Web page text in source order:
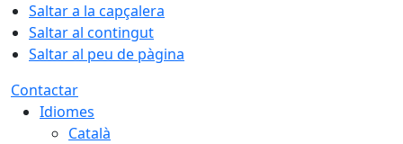
Saltar a la capçalera
Saltar al contingut
Saltar al peu de pàgina
Contactar
Idiomes
Català